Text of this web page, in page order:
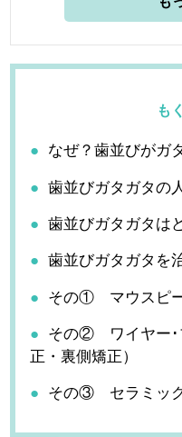
も
なぜ？歯並びがガ
歯並びガタガタの
歯並びガタガタは
歯並びガタガタを
その① マウスピ
その② ワイヤー･
正・裏側矯正）
その③ セラミッ